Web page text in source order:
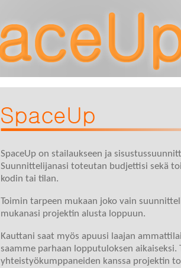
SpaceUp on stailaukseen ja
Suunnittelijanasi toteutan budjettisi sekä
kodin tai tilan.
Toimin tarpeen mukaan joko vain
mukanasi projektin alusta loppuun.
Kauttani saat myös apuusi laajan
saamme parhaan lopputuloksen aikaiseksi.
yhteistyökumppaneiden kanssa projektin